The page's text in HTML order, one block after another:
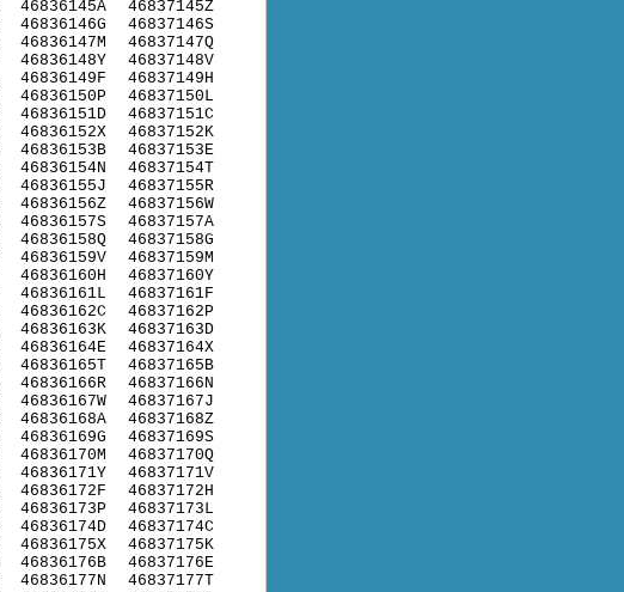
46836145A
46836146G
46836147M
46836148Y
46836149F
46836150P
46836151D
46836152X
46836153B
46836154N
46836155J
46836156Z
46836157S
46836158Q
46836159V
46836160H
46836161L
46836162C
46836163K
46836164E
46836165T
46836166R
46836167W
46836168A
46836169G
46836170M
46836171Y
46836172F
46836173P
46836174D
46836175X
46836176B
46836177N
46837145Z
46837146S
46837147Q
46837148V
46837149H
46837150L
46837151C
46837152K
46837153E
46837154T
46837155R
46837156W
46837157A
46837158G
46837159M
46837160Y
46837161F
46837162P
46837163D
46837164X
46837165B
46837166N
46837167J
46837168Z
46837169S
46837170Q
46837171V
46837172H
46837173L
46837174C
46837175K
46837176E
46837177T